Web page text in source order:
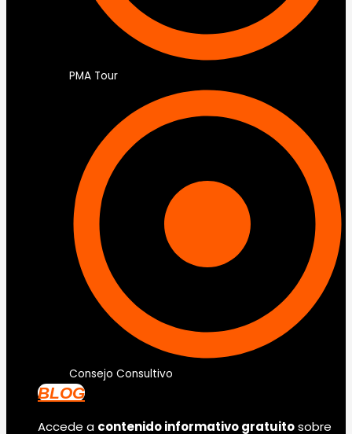
PMA Tour
Consejo Consultivo
BLOG
Accede a contenido informativo gratuitosobre